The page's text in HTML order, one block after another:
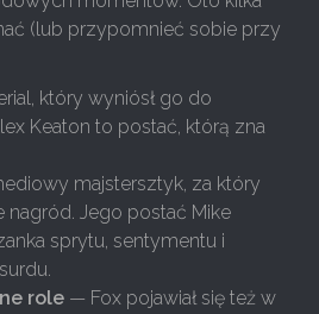
(lub przypomnieć sobie przy
który wyniósł go do
Keaton to postać, którą zna
majstersztyk, za który
nagród. Jego postać Mike
sprytu, sentymentu i
role — Fox pojawiał się też w